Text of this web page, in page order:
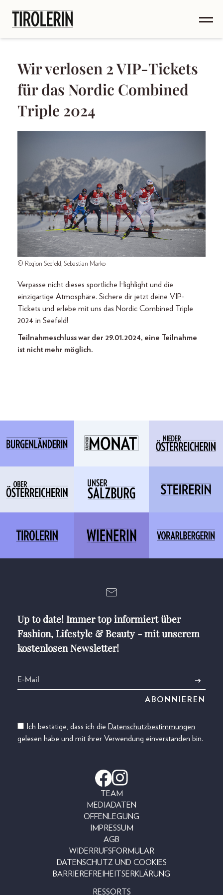
Wir verlosen 2 VIP-Tickets
für das Nordic Combined
Triple 2024
© Region Seefeld, Sebastian Marko
Verpasse nicht dieses sportliche Highlight und die
einzigartige Atmosphäre. Sichere dir jetzt deine VIP-
Tickets und erlebe mit uns das Nordic Combined Triple
2024 in Seefeld!
Teilnahmeschluss war der 29.01.2024, eine Teilnahme
ist nicht mehr möglich.
Up to date! Immer top informiert über
Fashion, Lifestyle & Beauty - mit unserem
kostenlosen Newsletter!
Ich bestätige, dass ich die Datenschutzbestimmungen
gelesen habe und mit ihrer Verwendung einverstanden bin.
TEAM
MEDIADATEN
OFFENLEGUNG
IMPRESSUM
AGB
WIDERRUFSFORMULAR
DATENSCHUTZ UND COOKIES
BARRIEREFREIHEITSERKLÄRUNG
RESSORTS